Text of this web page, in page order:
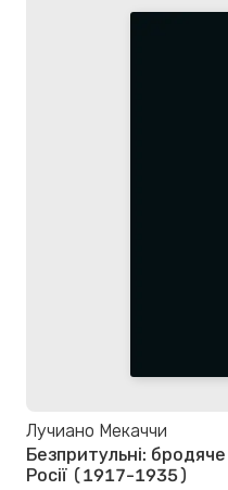
Лучиано Мекаччи
Безпритульні:
Росії (1917-1935)